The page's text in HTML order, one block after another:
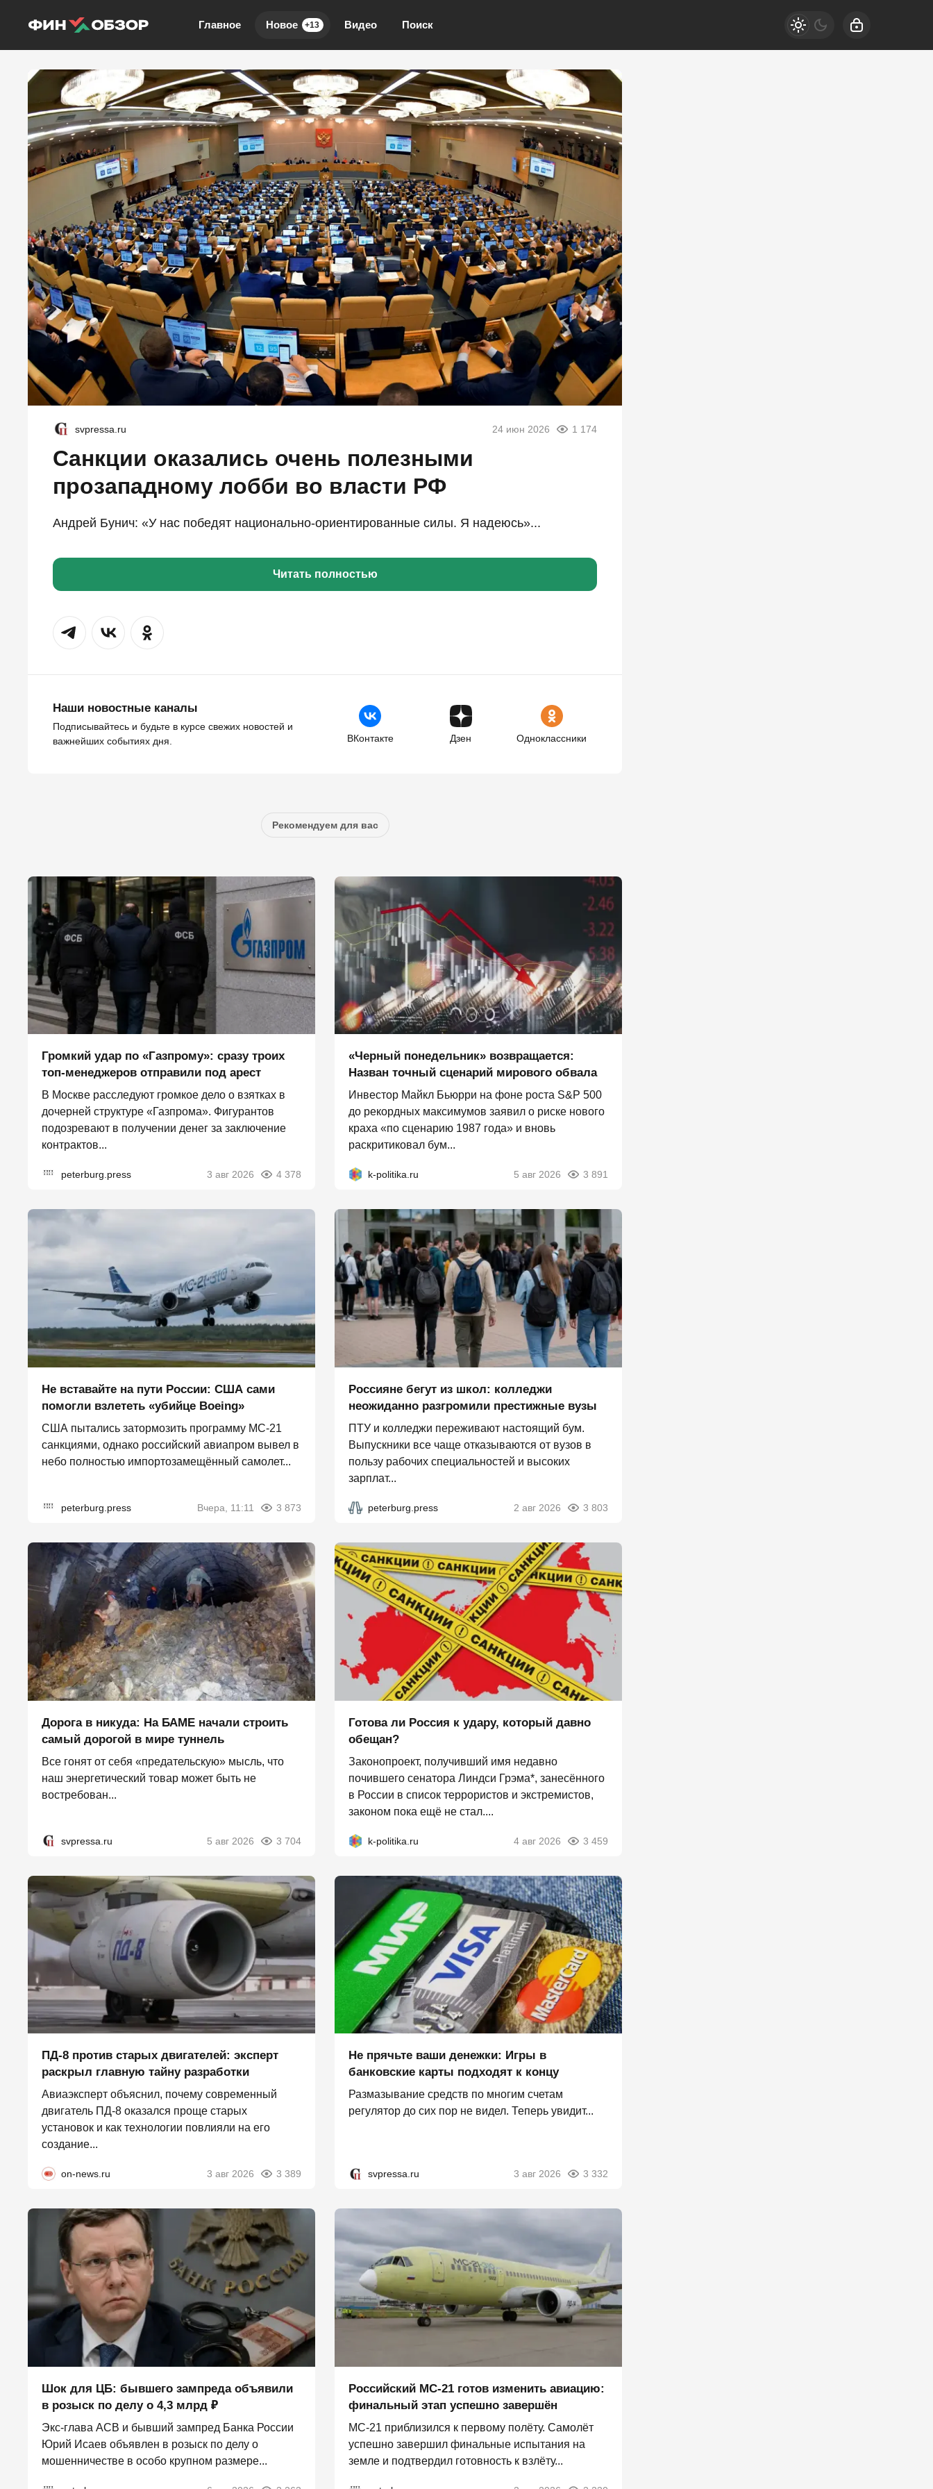
Главное Новое +13 Видео Поиск
svpressa.ru 24 июн 2026 1 174
Санкции оказались очень полезными
прозападному лобби во власти РФ
Андрей Бунич: «У нас победят национально-ориентированные силы. Я надеюсь»...
Читать полностью
Наши новостные каналы
Подписывайтесь и будьте в курсе свежих новостей и
важнейших событиях дня.
ВКонтакте Дзен Одноклассники
Рекомендуем для вас
Громкий удар по «Газпрому»: сразу троих
топ-менеджеров отправили под арест
В Москве расследуют громкое дело о взятках в
дочерней структуре «Газпрома». Фигурантов
подозревают в получении денег за заключение
контрактов...
peterburg.press 3 авг 2026 4 378
«Черный понедельник» возвращается:
Назван точный сценарий мирового обвала
Инвестор Майкл Бьюрри на фоне роста S&P 500
до рекордных максимумов заявил о риске нового
краха «по сценарию 1987 года» и вновь
раскритиковал бум...
k-politika.ru 5 авг 2026 3 891
Не вставайте на пути России: США сами
помогли взлететь «убийце Boeing»
США пытались затормозить программу МС-21
санкциями, однако российский авиапром вывел в
небо полностью импортозамещённый самолет...
peterburg.press Вчера, 11:11 3 873
Россияне бегут из школ: колледжи
неожиданно разгромили престижные вузы
ПТУ и колледжи переживают настоящий бум.
Выпускники все чаще отказываются от вузов в
пользу рабочих специальностей и высоких
зарплат...
peterburg.press 2 авг 2026 3 803
Дорога в никуда: На БАМЕ начали строить
самый дорогой в мире туннель
Все гонят от себя «предательскую» мысль, что
наш энергетический товар может быть не
востребован...
svpressa.ru 5 авг 2026 3 704
Готова ли Россия к удару, который давно
обещан?
Законопроект, получивший имя недавно
почившего сенатора Линдси Грэма*, занесённого
в России в список террористов и экстремистов,
законом пока ещё не стал....
k-politika.ru 4 авг 2026 3 459
ПД-8 против старых двигателей: эксперт
раскрыл главную тайну разработки
Авиаэксперт объяснил, почему современный
двигатель ПД-8 оказался проще старых
установок и как технологии повлияли на его
создание...
on-news.ru 3 авг 2026 3 389
Не прячьте ваши денежки: Игры в
банковские карты подходят к концу
Размазывание средств по многим счетам
регулятор до сих пор не видел. Теперь увидит...
svpressa.ru 3 авг 2026 3 332
Шок для ЦБ: бывшего зампреда объявили
в розыск по делу о 4,3 млрд ₽
Экс-глава АСВ и бывший зампред Банка России
Юрий Исаев объявлен в розыск по делу о
мошенничестве в особо крупном размере...
Российский МС-21 готов изменить авиацию:
финальный этап успешно завершён
МС-21 приблизился к первому полёту. Самолёт
успешно завершил финальные испытания на
земле и подтвердил готовность к взлёту...